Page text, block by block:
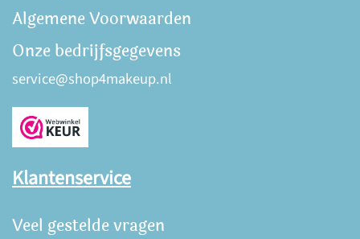
Algemene Voorwaarden
Onze bedrijfsgegevens
service@shop4makeup.nl
Klantenservice
Veel gestelde vragen